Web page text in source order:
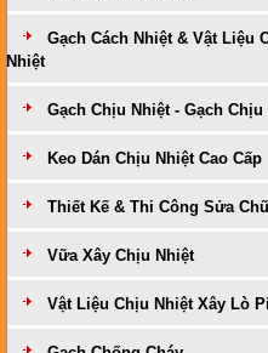
Gạch Cách Nhiệt & Vật Liệu
Nhiệt
Gạch Chịu Nhiệt - Gạch
Keo Dán Chịu Nhiệt Cao Cấp
Thiết Kế & Thi Công Sửa
Vữa Xây Chịu Nhiệt
Vật Liệu Chịu Nhiệt Xây Lò